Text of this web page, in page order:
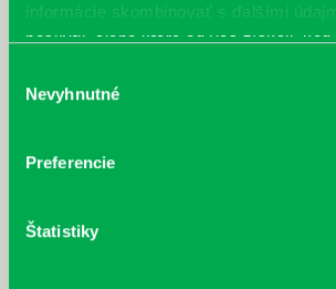
informácie skombinovať s ďalšími
poskytli, alebo ktoré od vás získali,
súhlasu
Nevyhnutné
Preferencie
Štatistiky
McGrath, Andy: Tadej Pogačar:
nezastaviteľný